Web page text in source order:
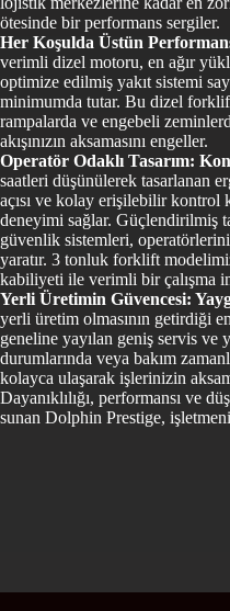
ötesinde bir performans sergiler.
Her Koşulda Üstün
verimli dizel motoru, en ağır
optimize edilmiş yakıt sistemi
minimumda tutar. Bu dizel
rampalarda ve engebeli
akışınızın aksamasını engeller.
Operatör Odaklı Tasarım:
saatleri düşünülerek tasarlanan
açısı ve kolay erişilebilir
deneyimi sağlar. Güçlendirilmiş
güvenlik sistemleri,
yaratır. 3 tonluk forklift
kabiliyeti ile verimli bir çalışma
Yerli Üretimin Güvencesi:
yerli üretim olmasının getirdiği
geneline yayılan geniş servis ve
durumlarında veya bakım
kolayca ulaşarak işlerinizin
Dayanıklılığı, performansı ve
sunan Dolphin Prestige,